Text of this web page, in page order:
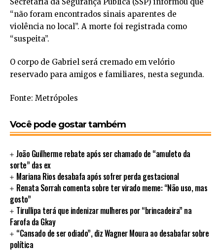
“não foram encontrados sinais aparentes de
violência no local”. A morte foi registrada como
“suspeita”.
O corpo de Gabriel será cremado em velório
reservado para amigos e familiares, nesta segunda.
Fonte: Metrópoles
Você pode gostar também
João Guilherme rebate após ser chamado de “amuleto da
sorte” das ex
Mariana Rios desabafa após sofrer perda gestacional
Renata Sorrah comenta sobre ter virado meme: “Não uso, mas
gosto”
Tirullipa terá que indenizar mulheres por “brincadeira” na
Farofa da Gkay
“Cansado de ser odiado”, diz Wagner Moura ao desabafar sobre
política